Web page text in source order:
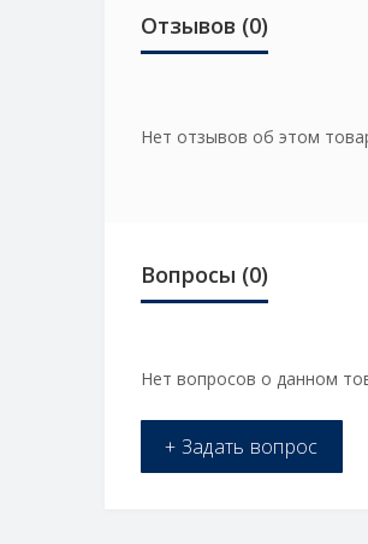
Отзывов (0)
Нет отзывов об этом
Вопросы (0)
Нет вопросов о данном
+ Задать вопрос